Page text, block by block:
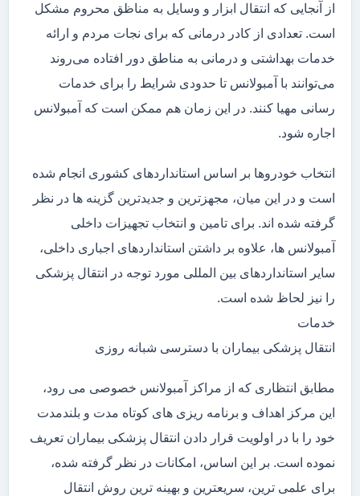
از آنجایی که انتقال ابزار و وسایل به مناظق محروم مشکل
است. تعدادی از کادر درمانی که برای نجات مردم و ارائه
خدمات بهداشتی و درمانی به مناطق دور افتاده می‌روند
می‌توانند با آمبولانس تا حدودی شرایط را برای خدمات
رسانی مهیا کنند. در این زمان هم ممکن است که آمبولانس
اجاره شود.
انتخاب خودروها بر اساس استانداردهای کشوری انجام شده
است و در این میان، مجهزترین و جدیدترین گزینه ها در نظر
گرفته شده اند. برای تامین و انتخاب تجهیزات داخلی
آمبولانس ها، علاوه بر داشتن استانداردهای اجباری داخلی،
سایر استانداردهای بین المللی مورد توجه در انتقال پزشکی
را نیز لحاظ شده است.
خدمات
انتقال پزشکی بیماران با دسترسی شبانه روزی
مطابق انتظاری که از مراکز آمبولانس خصوصی می رود،
این مرکز اهداف و برنامه ریزی های کوتاه مدت و بلندمدت
خود را با در اولویت قرار دادن انتقال پزشکی بیماران تعریف
نموده است. بر این اساس، امکانات در نظر گرفته شده،
برای علمی ترین، سریعترین و بهینه ترین روش انتقال